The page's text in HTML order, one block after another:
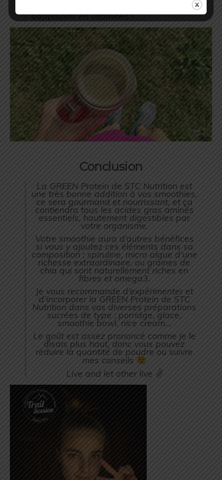
smoothies en avance, ils vont s’oxyder et
s’appauvrir en vitamines !
Conclusion
La GREEN Protein de STC Nutrition est
une très bonne addition à vos smoothies,
ce sera gourmand et nourrissant, et ça
contiendra tous les acides gras aminés
essentiels, hautement digestibles par
votre organisme.
Votre smoothie aura d’autres bénéfices
si vous y ajoutez ces éléments dans sa
composition : spiruline, micro algue d’une
richesse extraordinaire, ou graines de
chia qui sont naturellement riches en
fibres et omega3.
Je vous recommande d’expérimenter et
d’incorporer la GREEN Protein de STC
Nutrition dans vos diverses préparations
sucrées de type : porridge, glace,
smoothie bowl, nice cream…
Le goût est assez prononcé comme je le
disais plus haut, donc vous pouvez
réduire la quantité de poudre ou suivre
mes conseils
Live and let other live ✌️